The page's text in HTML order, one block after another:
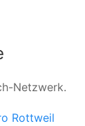
Netzwerk.
Rottweil